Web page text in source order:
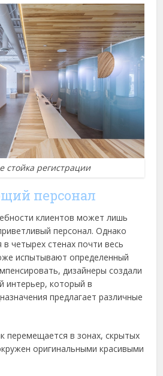
стойка регистрации
персонал
клиентов может лишь
персонал. Однако
четырех стенах почти весь
испытывают определенный
дизайнеры создали
интерьер, который в
предлагает различные
перемещается в зонах, скрытых
оригинальными красивыми